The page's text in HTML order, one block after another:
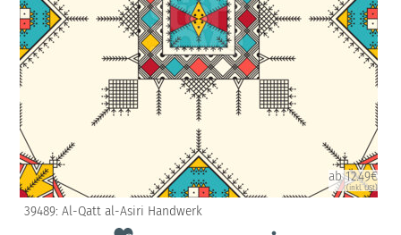
ab 12.49€
(inkl. USt)
39489: Al-Qatt al-Asiri Handwerk